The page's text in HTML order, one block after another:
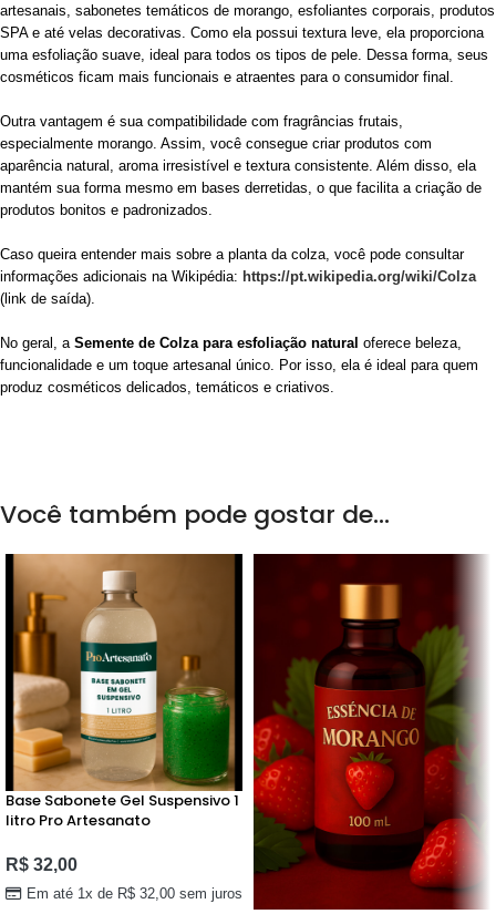
artesanais, sabonetes temáticos de morango, esfoliantes corporais, produtos
SPA e até velas decorativas. Como ela possui textura leve, ela proporciona
uma esfoliação suave, ideal para todos os tipos de pele. Dessa forma, seus
cosméticos ficam mais funcionais e atraentes para o consumidor final.
Outra vantagem é sua compatibilidade com fragrâncias frutais,
especialmente morango. Assim, você consegue criar produtos com
aparência natural, aroma irresistível e textura consistente. Além disso, ela
mantém sua forma mesmo em bases derretidas, o que facilita a criação de
produtos bonitos e padronizados.
Caso queira entender mais sobre a planta da colza, você pode consultar
informações adicionais na Wikipédia: https://pt.wikipedia.org/wiki/Colza
(link de saída).
No geral, a Semente de Colza para esfoliação natural oferece beleza,
funcionalidade e um toque artesanal único. Por isso, ela é ideal para quem
produz cosméticos delicados, temáticos e criativos.
Você também pode gostar de…
Base Sabonete Gel Suspensivo 1
litro Pro Artesanato
R$ 32,00
Em até 1x de R$32,00sem juros